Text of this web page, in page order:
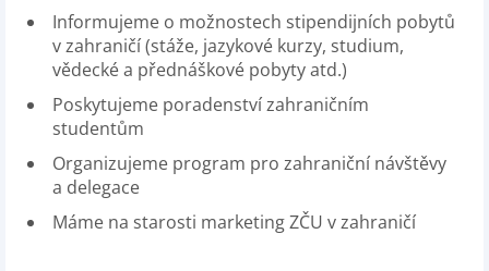
Informujeme o možnostech stipendijních pobytů
v zahraničí (stáže, jazykové kurzy, studium,
vědecké a přednáškové pobyty atd.)
Poskytujeme poradenství zahraničním
studentům
Organizujeme program pro zahraniční návštěvy
a delegace
Máme na starosti marketing ZČU v zahraničí